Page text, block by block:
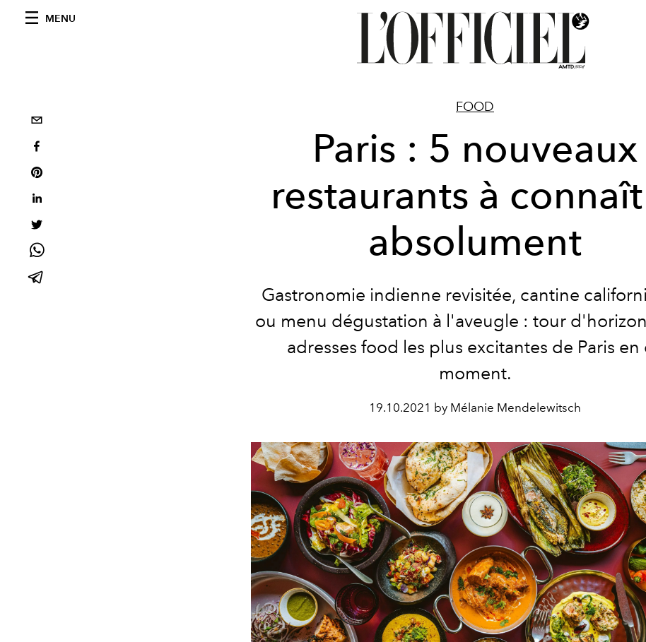
MENU
FOOD
Paris : 5 nouveaux
restaurants à
absolument
Gastronomie indienne revisitée, cantine
ou menu dégustation à l'aveugle : tour
adresses food les plus excitantes de Paris en
moment.
19.10.2021 by Mélanie Mendelewitsch